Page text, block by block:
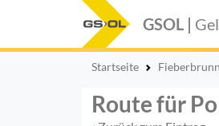
GSOL |
Startseite Fieberbrunn
Route für